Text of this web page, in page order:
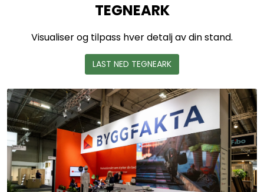
TEGNEARK
Visualiser og tilpass hver detalj av din stand.
LAST NED TEGNEARK